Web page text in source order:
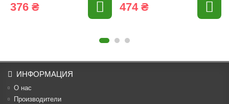
376 ₴ 474 ₴
ИНФОРМАЦИЯ
О нас
Производители